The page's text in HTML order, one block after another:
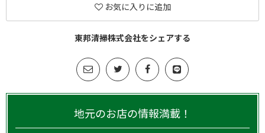
お気に入りに追加
東邦清掃株式会社をシェアする
地元のお店の情報満載！